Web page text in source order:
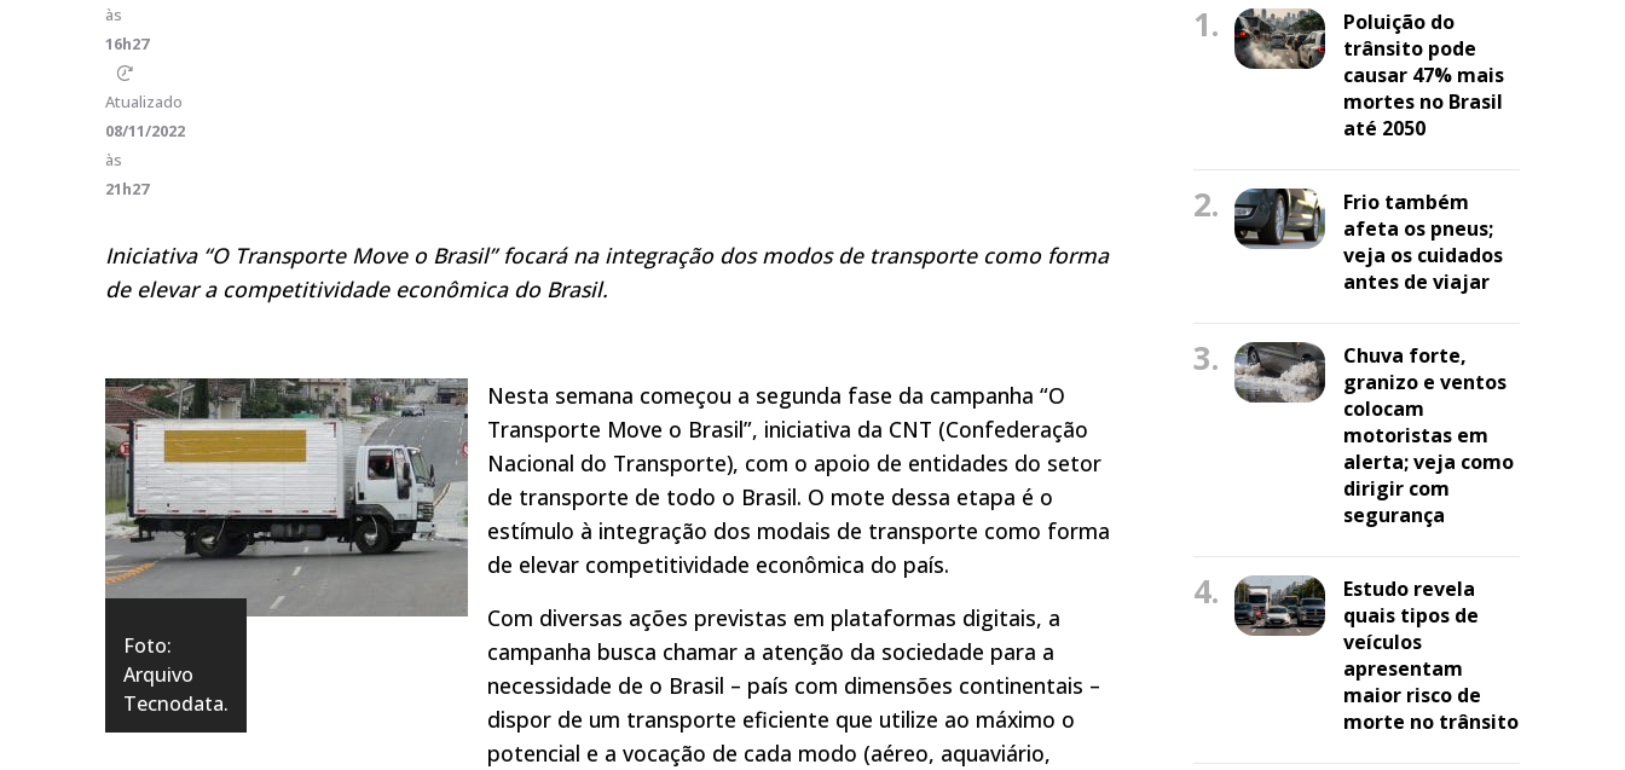
às
16h27
Atualizado
08/11/2022
às
21h27
Iniciativa “O Transporte Move o Brasil” focará na integração dos modos de transporte como forma
de elevar a competitividade econômica do Brasil.
Foto:
Arquivo
Tecnodata.
Nesta semana começou a segunda fase da campanha “O
Transporte Move o Brasil”, iniciativa da CNT (Confederação
Nacional do Transporte), com o apoio de entidades do setor
de transporte de todo o Brasil. O mote dessa etapa é o
estímulo à integração dos modais de transporte como forma
de elevar competitividade econômica do país.
Com diversas ações previstas em plataformas digitais, a
campanha busca chamar a atenção da sociedade para a
necessidade de o Brasil – país com dimensões continentais –
dispor de um transporte eficiente que utilize ao máximo o
potencial e a vocação de cada modo (aéreo, aquaviário,
1.
Poluição do
trânsito pode
causar 47% mais
mortes no Brasil
até 2050
2.
Frio também
afeta os pneus;
veja os cuidados
antes de viajar
3.
Chuva forte,
granizo e ventos
colocam
motoristas em
alerta; veja como
dirigir com
segurança
4.
Estudo revela
quais tipos de
veículos
apresentam
maior risco de
morte no trânsito